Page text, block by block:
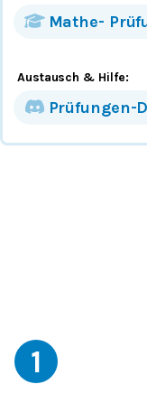
Mathe-
Austausch & Hilfe:
Prüfungen-
1